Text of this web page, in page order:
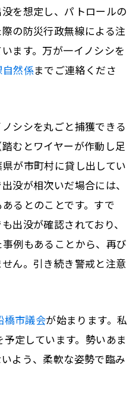
を想定し、パトロールの
の防災行政無線による注
ます。万が一イノシシを
然係までご連絡くださ
シシを丸ごと捕獲できる
むとワイヤーが作動し足
が市町村に貸し出してい
没が相次いだ場合には、
るとのことです。すで
出没が確認されており、
例もあることから、再び
ん。引き続き警戒と注意
橋市議会が始まります。私
定しています。勢いあま
よう、柔軟な姿勢で臨み